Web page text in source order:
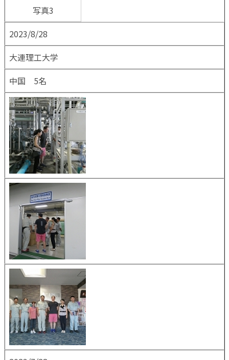
写真3
2023/8/28
大連理工大学
中国 5名